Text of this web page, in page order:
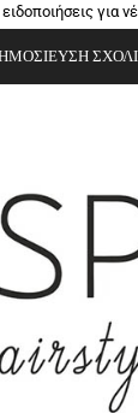
για